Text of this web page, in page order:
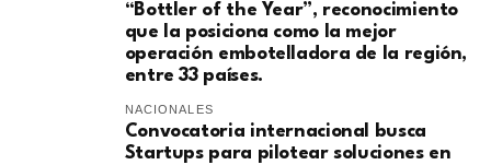
“Bottler of the Year”, reconocimiento
que la posiciona como la mejor
operación embotelladora de la región,
entre 33 países.
NACIONALES
Convocatoria internacional busca
Startups para pilotear soluciones en